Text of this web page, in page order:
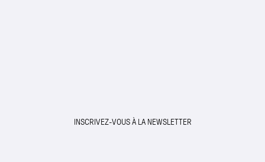
INSCRIVEZ-VOUS À LA NEWSLETTER